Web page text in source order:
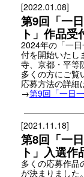
[2022.01.08]
第9回「一
ト」作品受
2024年の「一
付を開始いたし
寺、京都・平等
多くの方にご覧
応募方法の詳細
→第9回「一日
[2021.11.18]
第8回「一
ト」入選作
多くの応募作品
が決まりました。